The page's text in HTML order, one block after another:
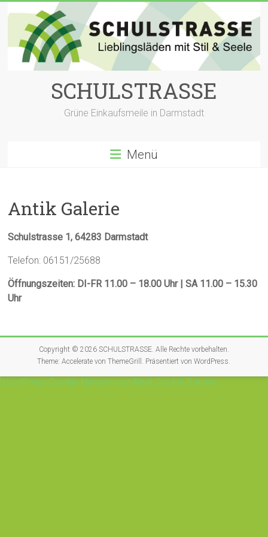
Inhalt
springen
SCHULSTRASSE
Grüne Einkaufsmeile in Darmstadt
Menü
Antik Galerie
Schulstrasse 1, 64283 Darmstadt
Telefon: 06151/25688
Öffnungszeiten: DI-FR 11.00 – 18.00 Uhr | SA 11.00 – 15.30
Uhr
Copyright © 2026 SCHULSTRASSE. Alle Rechte vorbehalten.
Theme:Accelerate von ThemeGrill. Präsentiert vonWordPress.
WordPress Cookie Hinweis von Real Cookie Banner